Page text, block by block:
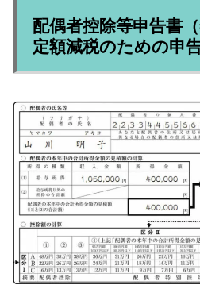
配偶者控除等申告書
定額減税のための申